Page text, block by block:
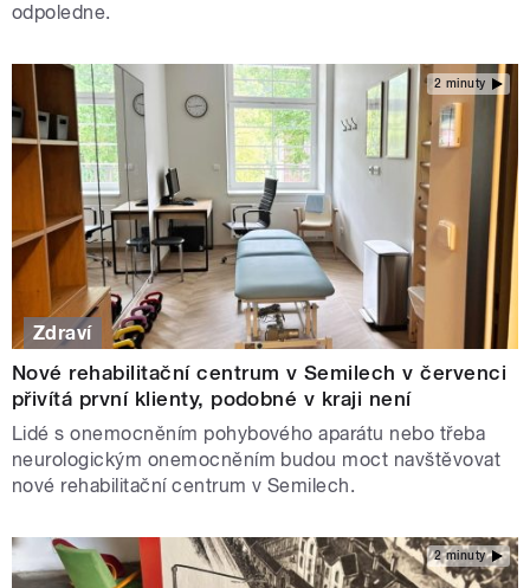
odpoledne.
2 minuty
Zdraví
Nové rehabilitační centrum v Semilech v červenci
přivítá první klienty, podobné v kraji není
Lidé s onemocněním pohybového aparátu nebo třeba
neurologickým onemocněním budou moct navštěvovat
nové rehabilitační centrum v Semilech.
2 minuty